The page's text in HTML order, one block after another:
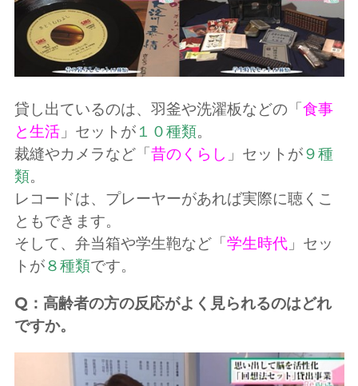
貸し出ているのは、羽釜や洗濯板などの「食事
と生活」セットが１０種類。
裁縫やカメラなど「昔のくらし 」セットが９種
類。
レコードは、プレーヤーがあれば実際に聴くこ
ともできます。
そして、弁当箱や学生鞄など「学生時代」セッ
トが８種類です。
Q：高齢者の方の反応がよく見られるのはどれ
ですか。